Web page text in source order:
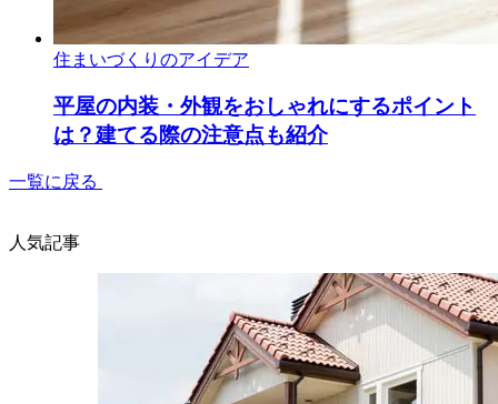
住まいづくりのアイデア
平屋の内装・外観をおしゃれにするポイント
は？建てる際の注意点も紹介
一覧に戻る
人気記事